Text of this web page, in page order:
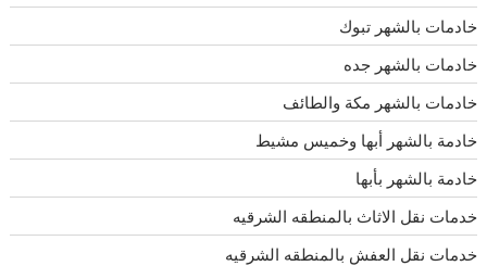
خادمات بالشهر تبوك
خادمات بالشهر جده
خادمات بالشهر مكة والطائف
خادمة بالشهر أبها وخميس مشيط
خادمة بالشهر بأبها
خدمات نقل الاثاث بالمنطقه الشرقيه
خدمات نقل العفش بالمنطقه الشرقيه